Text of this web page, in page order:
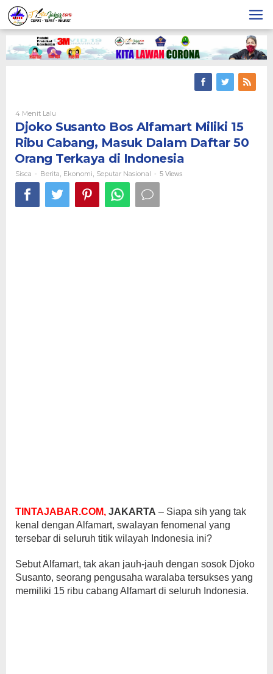
Skip
to
content
4 Menit Lalu
Sisca
Djoko Susanto Bos Alfamart Miliki 15
Ribu Cabang, Masuk Dalam Daftar 50
Orang Terkaya di Indonesia
Sisca - Berita Ekonomi Seputar Nasional - 5 Views
TINTAJABAR.COM, JAKARTA – Siapa sih yang tak
kenal dengan Alfamart, swalayan fenomenal yang
tersebar di seluruh titik wilayah Indonesia ini?
Sebut Alfamart, tak akan jauh-jauh dengan sosok Djoko
Susanto, seorang pengusaha waralaba tersukses yang
memiliki 15 ribu cabang Alfamart di seluruh Indonesia.